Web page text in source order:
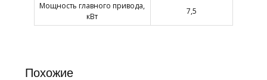
Мощность главного привода,
кВт
7,5
Похожие